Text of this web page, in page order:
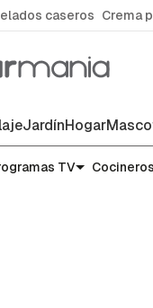
caseros Crema
JardínHogar
TV Cocineros